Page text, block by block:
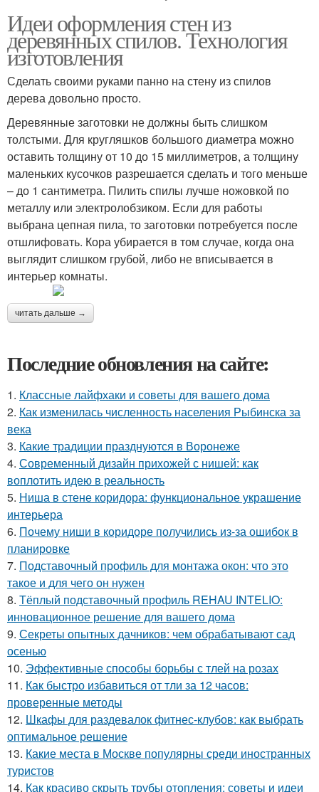
Идеи оформления стен из
деревянных спилов. Технология
изготовления
Сделать своими руками панно на стену из спилов
дерева довольно просто.
Деревянные заготовки не должны быть слишком
толстыми. Для кругляшков большого диаметра можно
оставить толщину от 10 до 15 миллиметров, а толщину
маленьких кусочков разрешается сделать и того меньше
– до 1 сантиметра. Пилить спилы лучше ножовкой по
металлу или электролобзиком. Если для работы
выбрана цепная пила, то заготовки потребуется после
отшлифовать. Кора убирается в том случае, когда она
выглядит слишком грубой, либо не вписывается в
интерьер комнаты.
читать дальше →
Последние обновления на сайте:
1. Классные лайфхаки и советы для вашего дома
2. Как изменилась численность населения Рыбинска за
века
3. Какие традиции празднуются в Воронеже
4. Современный дизайн прихожей с нишей: как
воплотить идею в реальность
5. Ниша в стене коридора: функциональное украшение
интерьера
6. Почему ниши в коридоре получились из-за ошибок в
планировке
7. Подставочный профиль для монтажа окон: что это
такое и для чего он нужен
8. Тёплый подставочный профиль REHAU INTELIO:
инновационное решение для вашего дома
9. Секреты опытных дачников: чем обрабатывают сад
осенью
10. Эффективные способы борьбы с тлей на розах
11. Как быстро избавиться от тли за 12 часов:
проверенные методы
12. Шкафы для раздевалок фитнес-клубов: как выбрать
оптимальное решение
13. Какие места в Москве популярны среди иностранных
туристов
14. Как красиво скрыть трубы отопления: советы и идеи